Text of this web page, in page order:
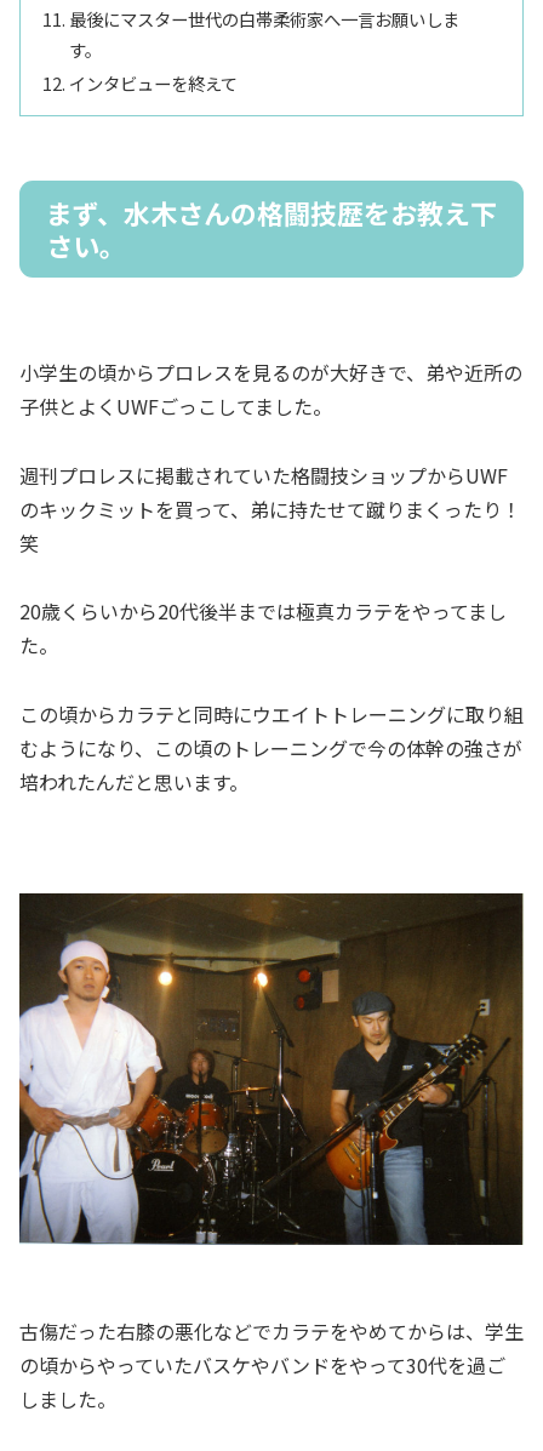
最後にマスター世代の白帯柔術家へ一言お願いしま
す。
インタビューを終えて
まず、水木さんの格闘技歴をお教え下
さい。
小学生の頃からプロレスを見るのが大好きで、弟や近所の
子供とよくUWFごっこしてました。
週刊プロレスに掲載されていた格闘技ショップからUWF
のキックミットを買って、弟に持たせて蹴りまくったり！
笑
20歳くらいから20代後半までは極真カラテをやってまし
た。
この頃からカラテと同時にウエイトトレーニングに取り組
むようになり、この頃のトレーニングで今の体幹の強さが
培われたんだと思います。
古傷だった右膝の悪化などでカラテをやめてからは、学生
の頃からやっていたバスケやバンドをやって30代を過ご
しました。